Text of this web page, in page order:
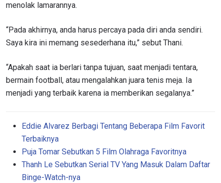
menolak lamarannya.
“Pada akhirnya, anda harus percaya pada diri anda sendiri.
Saya kira ini memang sesederhana itu,” sebut Thani.
“Apakah saat ia berlari tanpa tujuan, saat menjadi tentara,
bermain football, atau mengalahkan juara tenis meja. Ia
menjadi yang terbaik karena ia memberikan segalanya.”
Eddie Alvarez Berbagi Tentang Beberapa Film Favorit
Terbaiknya
Puja Tomar Sebutkan 5 Film Olahraga Favoritnya
Thanh Le Sebutkan Serial TV Yang Masuk Dalam Daftar
Binge-Watch-nya